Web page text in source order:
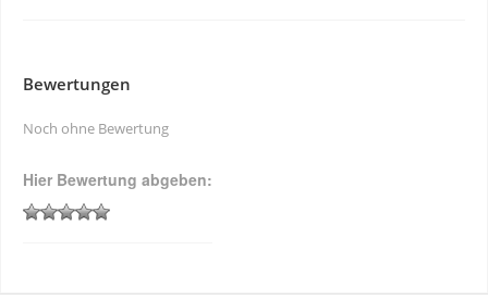
Bewertungen
Noch ohne Bewertung
Hier Bewertung abgeben: